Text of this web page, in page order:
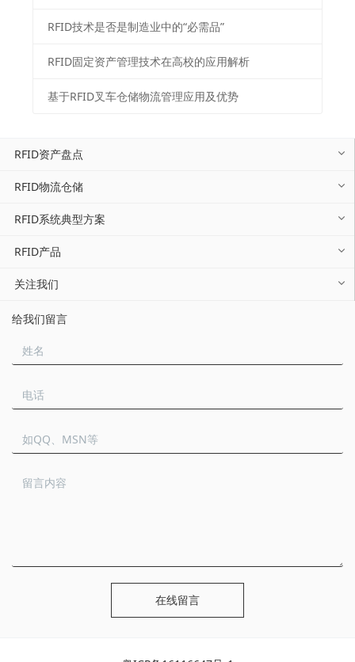
RFID技术是否是制造业中的“必需品”
RFID固定资产管理技术在高校的应用解析
基于RFID叉车仓储物流管理应用及优势
RFID资产盘点
RFID物流仓储
RFID系统典型方案
RFID产品
关注我们
给我们留言
在线留言